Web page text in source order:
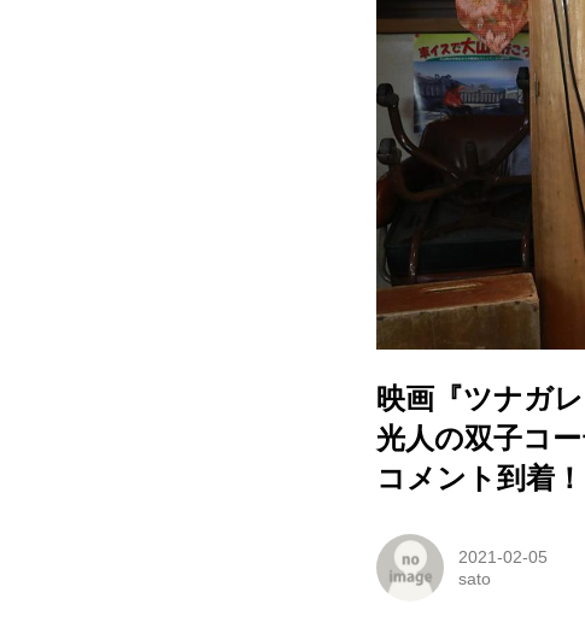
映画『ツナガ
光人の双子コ
コメント到着！
2021-02-05
sato